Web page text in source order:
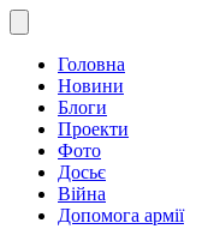
Головна
Новини
Блоги
Проекти
Фото
Досьє
Війна
Допомога армії